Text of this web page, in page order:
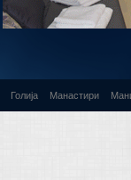
Голија Манастири